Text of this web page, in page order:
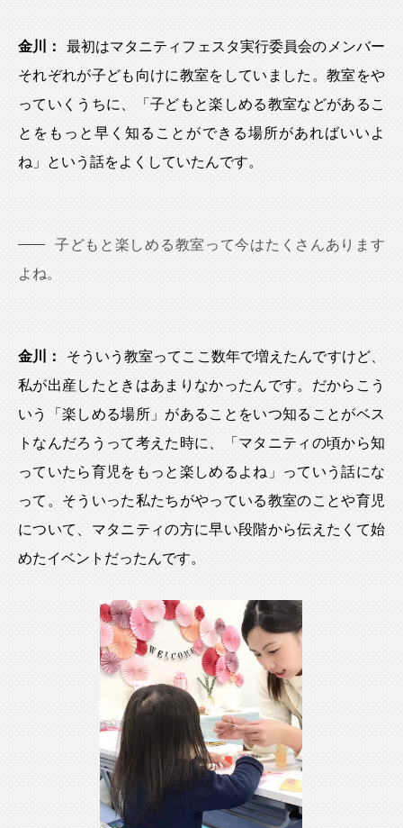
金川：
最初はマタニティフェスタ実行委員会のメンバー
それぞれが子ども向けに教室をしていました。教室をや
っていくうちに、「子どもと楽しめる教室などがあるこ
とをもっと早く知ることができる場所があればいいよ
ね」という話をよくしていたんです。
子どもと楽しめる教室って今はたくさんあります
よね。
金川：
そういう教室ってここ数年で増えたんですけど、
私が出産したときはあまりなかったんです。だからこう
いう「楽しめる場所」があることをいつ知ることがベス
トなんだろうって考えた時に、「マタニティの頃から知
っていたら育児をもっと楽しめるよね」っていう話にな
って。そういった私たちがやっている教室のことや育児
について、マタニティの方に早い段階から伝えたくて始
めたイベントだったんです。